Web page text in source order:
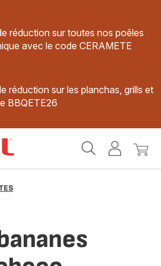
réduction sur toutes nos poêles
avec le code CERAMETE
réduction sur les planchas, grills et
BBQETE26
MonMon